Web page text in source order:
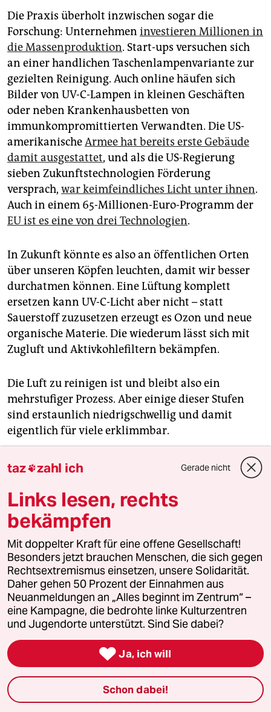
Die Praxis überholt inzwischen sogar die
Forschung: Unternehmen investieren Millionen in
die Massenproduktion. Start-ups versuchen sich
an einer handlichen Taschenlampenvariante zur
gezielten Reinigung. Auch online häufen sich
Bilder von UV-C-Lampen in kleinen Geschäften
oder neben Krankenhausbetten von
immunkompromittierten Verwandten. Die US-
amerikanischeArmee hat bereits erste Gebäude
damit ausgestattet, und als die US-Regierung
sieben Zukunftstechnologien Förderung
versprach, war keimfeindliches Licht unter ihnen.
Auch in einem 65-Millionen-Euro-Programm der
EU ist es eine von drei Technologien.
In Zukunft könnte es also an öffentlichen Orten
über unseren Köpfen leuchten, damit wir besser
durchatmen können. Eine Lüftung komplett
ersetzen kann UV-C-Licht aber nicht – statt
Sauerstoff zuzusetzen erzeugt es Ozon und neue
organische Materie. Die wiederum lässt sich mit
Zugluft und Aktivkohlefiltern bekämpfen.
Die Luft zu reinigen ist und bleibt also ein
mehrstufiger Prozess. Aber einige dieser Stufen
sind erstaunlich niedrigschwellig und damit
eigentlich für viele erklimmbar.
Der drohende Erfolg der AfD bei den kommenden
Landtagswahlen zeigt, wie stark rechtsextreme
Kräfte inzwischen geworden sind. Gerade jetzt
braucht es Zusammenhalt und Solidarität. Auch
und vor allem mit den Menschen, die sich vor Ort
für eine starke Zivilgesellschaft einsetzen. Die taz
kooperiert deshalb mit "Alles beginnt im
Zentrum". Die Kampagne unterstützt bundesweit
linke, selbstverwaltete Orte und baut einen
solidarischen Fonds für deren Schutz und Erhalt
auf. Eine offene Gesellschaft braucht guten, frei
zugänglichen Journalismus – und
zivilgesellschaftliches Engagement. Finden Sie
taz zahl ich Gerade nicht
Links lesen, rechts
bekämpfen
Mit doppelter Kraft für eine offene Gesellschaft!
Besonders jetzt brauchen Menschen, die sich gegen
Rechtsextremismus einsetzen, unsere Solidarität.
Daher gehen 50 Prozent der Einnahmen aus
Neuanmeldungen an „Alles beginnt im Zentrum“ –
eine Kampagne, die bedrohte linke Kulturzentren
und Jugendorte unterstützt. Sind Sie dabei?
 Ja, ich will
Schon dabei!